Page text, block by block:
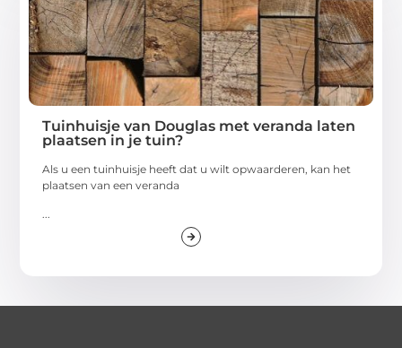
Tuinhuisje van Douglas met veranda laten
plaatsen in je tuin?
Als u een tuinhuisje heeft dat u wilt opwaarderen, kan het
plaatsen van een veranda
...